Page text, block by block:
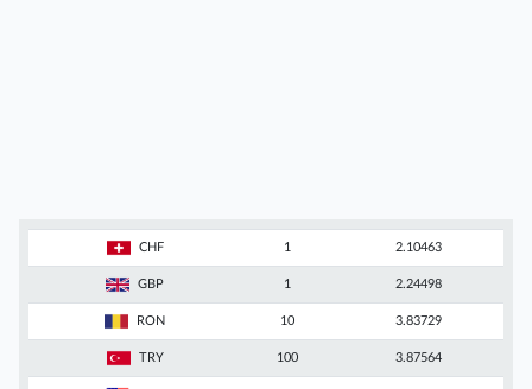
CHF 1 2.10463
GBP 1 2.24498
RON 10 3.83729
TRY 100 3.87564